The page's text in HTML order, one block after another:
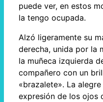
puede ver, en estos
la tengo ocupada.
Alzó ligeramente su
derecha, unida por la
la muñeca izquierda
compañero con un
«brazalete». La alegre
expresión de los ojos